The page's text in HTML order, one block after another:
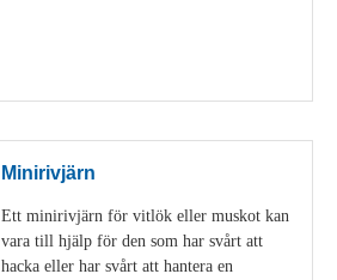
Minirivjärn
Ett minirivjärn för vitlök eller muskot kan
vara till hjälp för den som har svårt att
hacka eller har svårt att hantera en